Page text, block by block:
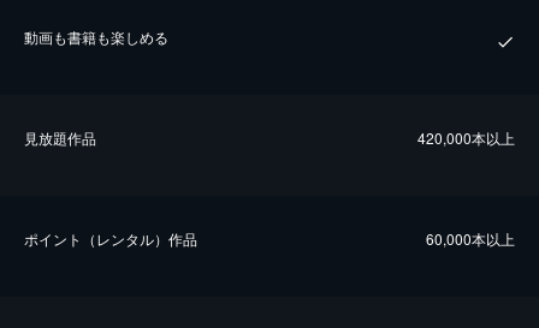
動画も書籍も楽しめる
⾒放題作品 420,000本以上
ポイント（レンタル）作品 60,000本以上